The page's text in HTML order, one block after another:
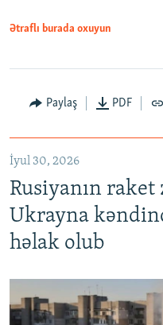
Ətraflı burada oxuyun
Paylaş PDF
İyul 30, 2026
Rusiyanın
Ukrayna
həlak olub